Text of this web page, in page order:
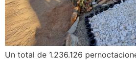
Un total de 1.236.126